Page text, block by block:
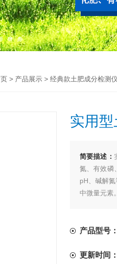
> 产品展示 > 经典款土肥成分检测仪
实用
简要描述：
氮、有效磷
pH、碱解
中微量元素
产品型号
更新时间：